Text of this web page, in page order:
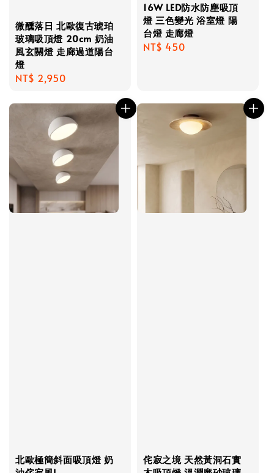
微醺落日 北歐復古琥珀
玻璃吸頂燈 20cm 奶油
風玄關燈 走廊過道陽台
燈
Regular
NT$ 2,950
16W LED防水防塵吸頂
燈 三色變光 浴室燈 陽
台燈 走廊燈
Regular
NT$ 450
北歐極簡斜面吸頂燈 奶
侘寂之境 天然黃洞石實